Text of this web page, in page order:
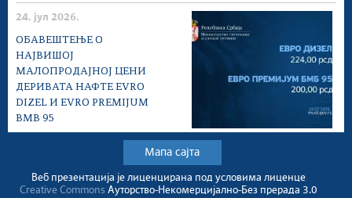
24. јул 2026.
ОБАВЕШТЕЊЕ О
НАЈВИШОЈ
МАЛОПРОДАЈНОЈ ЦЕНИ
ДЕРИВАТА НАФТЕ EVRO
DIZEL И EVRO PREMIJUM
BMB 95
Мапа сајта
Веб презентација jе лиценциранa под условима лиценце
Creative CommonsАуторство-Некомерцијално-Без прерада 3.0